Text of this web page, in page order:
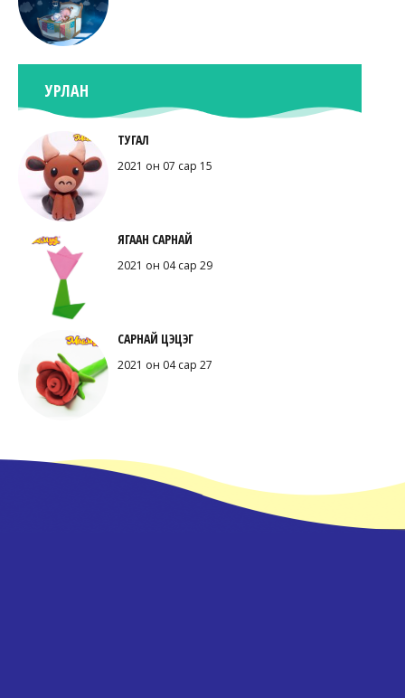
УРЛАН
ТУГАЛ
2021 он 07 сар 15
ЯГААН САРНАЙ
2021 он 04 сар 29
САРНАЙ ЦЭЦЭГ
2021 он 04 сар 27